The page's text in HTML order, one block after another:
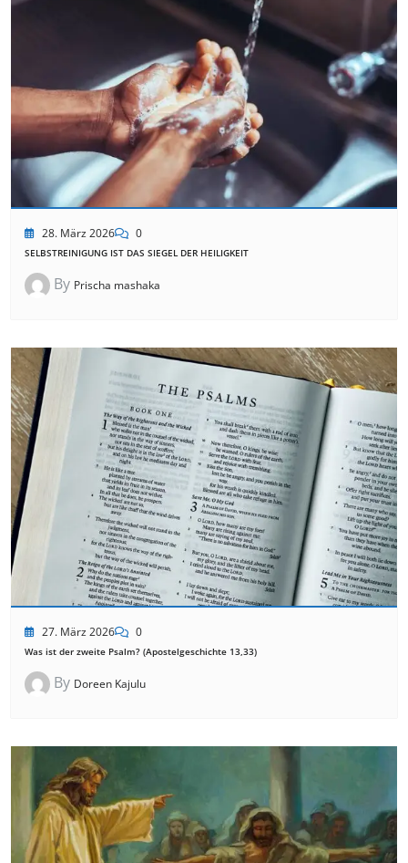
28. März 2026 0
SELBSTREINIGUNG IST DAS SIEGEL DER HEILIGKEIT
By Prischa mashaka
27. März 2026 0
Was ist der zweite Psalm? (Apostelgeschichte 13,33)
By Doreen Kajulu